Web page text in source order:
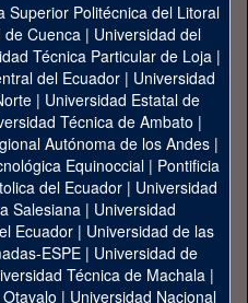
Superior Politécnica del Litoral
de Cuenca| Universidad del
Técnica Particular de Loja|
del Ecuador| Universidad
| Universidad Estatal de
Técnica de Ambato |
Autónoma de los Andes|
Equinoccial| Pontificia
del Ecuador | Universidad
Salesiana | Universidad
Ecuador | Universidad de las
ESPE | Universidad de
Técnica de Machala|
| Universidad Nacional